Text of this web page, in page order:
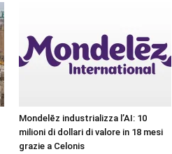
Mondelēz industrializza l’AI: 10
milioni di dollari di valore in 18 mesi
grazie a Celonis